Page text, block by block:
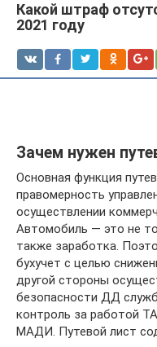
Какой штраф
2021 году
Зачем нужен
Основная функция
правомерность
осуществлении
Автомобиль — это не
также заработка.
бухучет с целью
другой стороны
безопасности ДД
контроль за работой
МАДИ. Путевой лист